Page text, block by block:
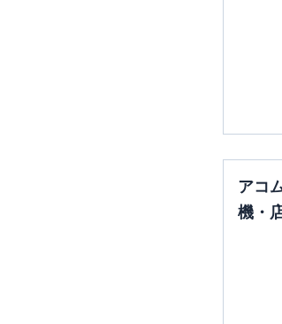
アコ
機・